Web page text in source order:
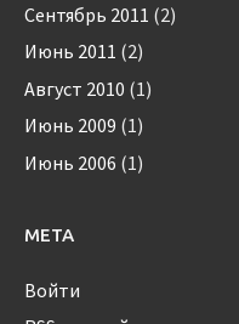
Сентябрь 2011 (2)
Июнь 2011 (2)
Август 2010 (1)
Июнь 2009 (1)
Июнь 2006 (1)
МЕТА
Войти